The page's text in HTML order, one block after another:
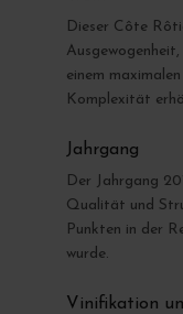
Dieser Côte
einem
Komplexität
Jahrgang
Der Jahrgang
Qualität und
Punkten in der
wurde.
Vinifikation